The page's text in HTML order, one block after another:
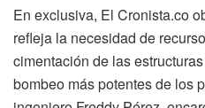
En exclusiva, El Cronista.co
refleja la necesidad de
cimentación de las
bombeo más potentes de los